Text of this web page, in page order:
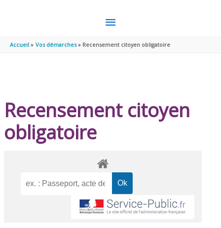
MENU
PRINCIPAL
Accueil Vos démarches Recensement citoyen obligatoire
Recensement citoyen
obligatoire